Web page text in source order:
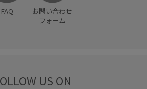
FAQ
お問い合わせ
フォーム
US ON